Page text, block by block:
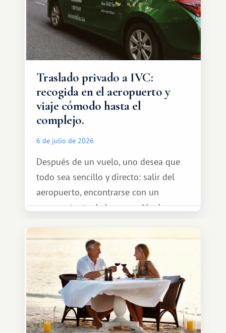
Traslado privado a IVC:
recogida en el aeropuerto y
viaje cómodo hasta el
complejo.
6 de julio de 2026
Después de un vuelo, uno desea que
todo sea sencillo y directo: salir del
aeropuerto, encontrarse con un
representante de la compañía de
tranquilamente hasta el complejo
turístico.